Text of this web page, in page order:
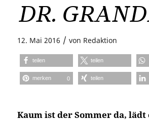
DR.
12. Mai 2016 / von Redaktion
teilen teilen
merken 0 teilen
Kaum ist der Sommer da,